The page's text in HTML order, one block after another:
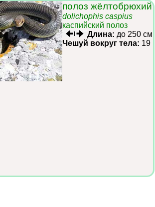
полоз жёлтобрюхий
dolichophis caspius
каспийский полоз
Длина: до 250 см
Чешуй вокруг тела: 19